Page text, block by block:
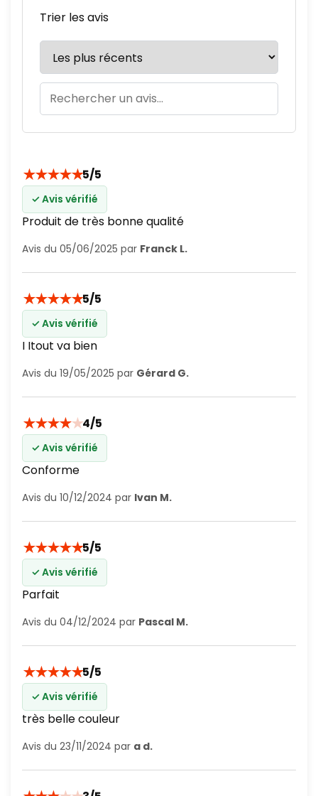
Trier les avis
★★★★★5/5
✓ Avis vérifié
Produit de très bonne qualité
Avis du 05/06/2025 par Franck L.
★★★★★5/5
✓ Avis vérifié
I Itout va bien
Avis du 19/05/2025 par Gérard G.
★★★★★4/5
✓ Avis vérifié
Conforme
Avis du 10/12/2024 par Ivan M.
★★★★★5/5
✓ Avis vérifié
Parfait
Avis du 04/12/2024 par Pascal M.
★★★★★5/5
✓ Avis vérifié
très belle couleur
Avis du 23/11/2024 par a d.